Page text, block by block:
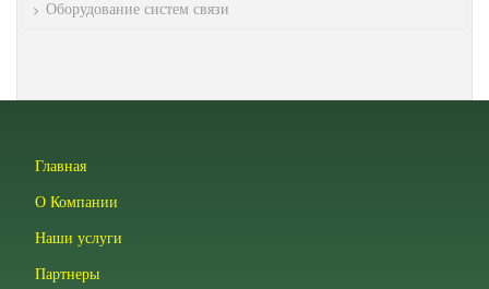
Оборудование систем связи
Главная
О Компании
Наши услуги
Партнеры